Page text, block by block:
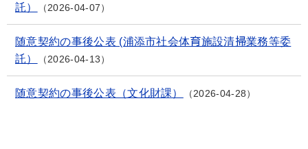
託）
2026-04-07
随意契約の事後公表 (浦添市社会体育施設清掃業務等委
託）
2026-04-13
随意契約の事後公表（文化財課） 2026-04-28